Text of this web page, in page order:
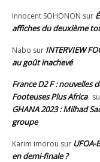
Innocent SOHONON sur
affiches du deuxième
Nabo sur INTERVIEW
au goût inachevé
France D2 F : nouvelles
Footeuses Plus Africa
GHANA 2023 : Milhad
groupe
Karim imorou sur UFOA-
en demi-finale ?